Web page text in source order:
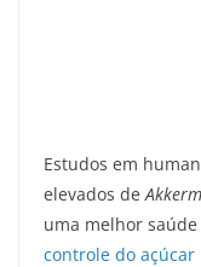
Estudos em
elevados de
uma melhor
controle do açúcar